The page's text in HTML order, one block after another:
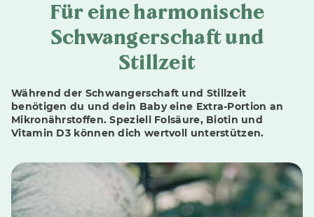
Für eine harmonische
Schwangerschaft und
Stillzeit
Während der Schwangerschaft und Stillzeit
benötigen du und dein Baby eine Extra-Portion an
Mikronährstoffen. Speziell Folsäure, Biotin und
Vitamin D3 können dich wertvoll unterstützen.